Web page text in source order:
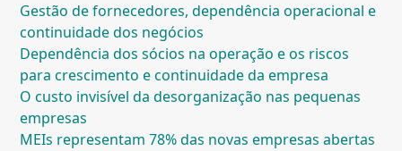
Gestão de fornecedores, dependência operacional e
continuidade dos negócios
Dependência dos sócios na operação e os riscos
para crescimento e continuidade da empresa
O custo invisível da desorganização nas pequenas
empresas
MEIs representam 78% das novas empresas abertas